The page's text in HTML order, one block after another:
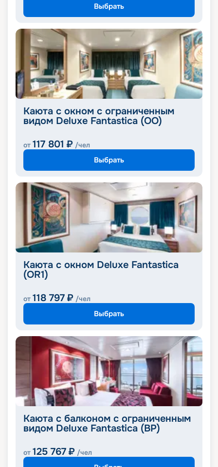
Выбрать
Каюта с окном с ограниченным
видом Deluxe Fantastica (OO)
от 117 801 ₽ /чел
Выбрать
Каюта с окном Deluxe Fantastica
(OR1)
от 118 797 ₽ /чел
Выбрать
Каюта с балконом с ограниченным
видом Deluxe Fantastica (BP)
от 125 767 ₽ /чел